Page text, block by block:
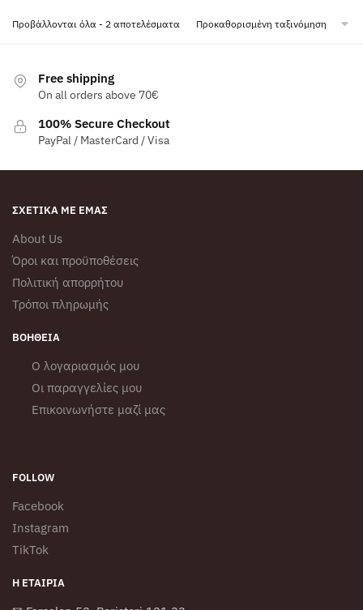
Προβάλλονται όλα - 2 αποτελέσματα
Free shipping
On all orders above 70€
100% Secure Checkout
PayPal / MasterCard / Visa
ΣΧΕΤΙΚΆ ΜΕ ΕΜΆΣ
About Us
Όροι και προϋποθέσεις
Πολιτική απορρήτου
Τρόποι πληρωμής
ΒΟΉΘΕΙΑ
Ο λογαριασμός μου
Οι παραγγελίες μου
Επικοινωνήστε μαζί μας
FOLLOW
Facebook
Instagram
TikTok
Η ΕΤΑΙΡΊΑ